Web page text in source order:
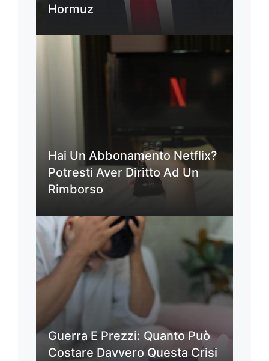
Hormuz
Hai Un Abbonamento Netflix?
Potresti Aver Diritto Ad Un
Rimborso
Guerra E Prezzi: Quanto Può
Costare Davvero Questa Crisi